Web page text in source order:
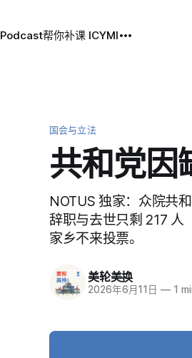
帮你补课 ICYMI
国会与立法
共和党因
NOTUS 独家：众院共
辞职与去世只剩 217 人
家乡不来投票。
美轮美换
2026年6月11日 — 1